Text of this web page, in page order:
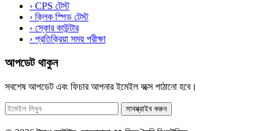
› CPS টেস্ট
› ক্লিক স্পিড টেস্ট
› স্কোর কাউন্টার
› প্রতিক্রিয়া সময় পরীক্ষা
আপডেট থাকুন
সবশেষ আপডেট এবং ফিচার আপনার ইমেইল বক্সে পাঠানো হবে।
সাবস্ক্রাইব করুন